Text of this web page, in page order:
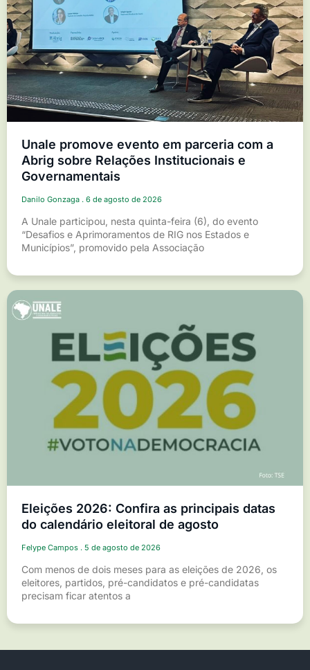
Unale promove evento em parceria com a
Abrig sobre Relações Institucionais e
Governamentais
Danilo Gonzaga 6 de agosto de 2026
A Unale participou, nesta quinta-feira (6), do evento
“Desafios e Aprimoramentos de RIG nos Estados e
Municípios”, promovido pela Associação
Eleições 2026: Confira as principais datas
do calendário eleitoral de agosto
Felype Campos 5 de agosto de 2026
Com menos de dois meses para as eleições de 2026, os
eleitores, partidos, pré-candidatos e pré-candidatas
precisam ficar atentos a